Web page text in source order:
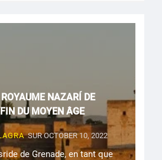
NAZARÍ DE
DU MOYEN ÂGE
SUR OCTOBER 10, 2022
de Grenade, en tant que